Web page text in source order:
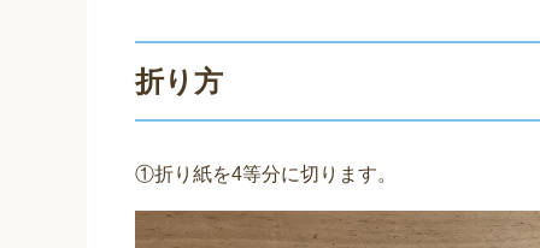
折り方
①折り紙を4等分に切ります。